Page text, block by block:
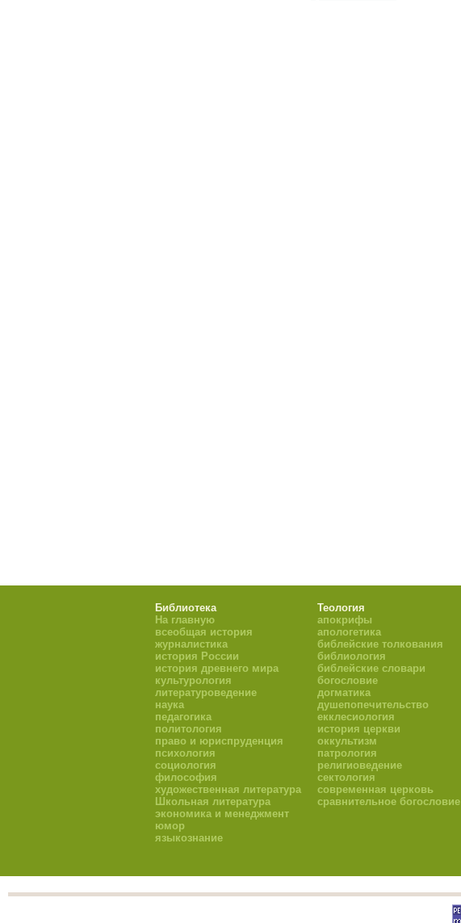
Библиотека
На главную
всеобщая история
журналистика
история России
история древнего мира
культурология
литературоведение
наука
педагогика
политология
право и юриспруденция
психология
социология
философия
художественная литература
Школьная литература
экономика и менеджмент
юмор
языкознание
Теология
апокрифы
апологетика
библейские толкования
библиология
библейские словари
богословие
догматика
душепопечительство
екклесиология
история церкви
оккультизм
патрология
религиоведение
сектология
современная церковь
сравнительное богословие